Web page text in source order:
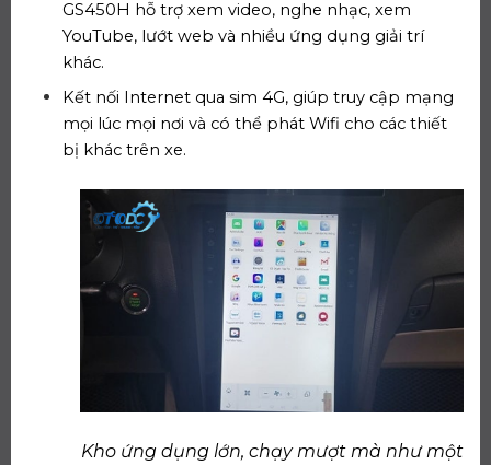
GS450H hỗ trợ xem video, nghe nhạc, xem
YouTube, lướt web và nhiều ứng dụng giải trí
khác.
Kết nối Internet qua sim 4G, giúp truy cập mạng
mọi lúc mọi nơi và có thể phát Wifi cho các thiết
bị khác trên xe.
Kho ứng dụng lớn, chạy mượt mà như một